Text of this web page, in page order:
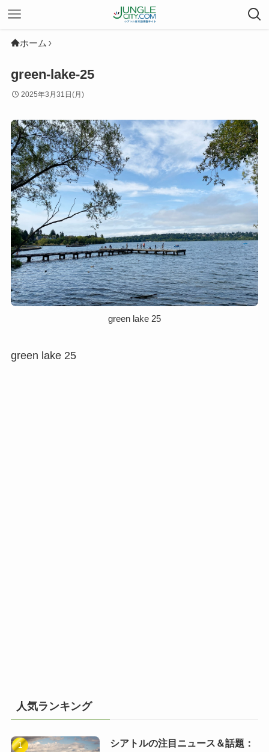
ホーム
green-lake-25
2025年3月31日(月)
green lake 25
green lake 25
人気ランキング
シアトルの注目ニュース＆話題：